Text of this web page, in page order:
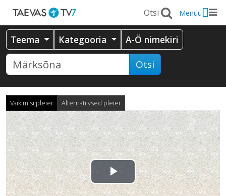
Menüü
Teema Kategooria A-Ö nimekiri
Otsi
Vaikimisi pleier Alternatiivsed pleier
Esita